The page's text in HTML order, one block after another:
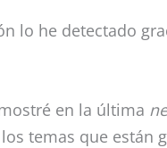
lo he detectado
en la última
temas que están